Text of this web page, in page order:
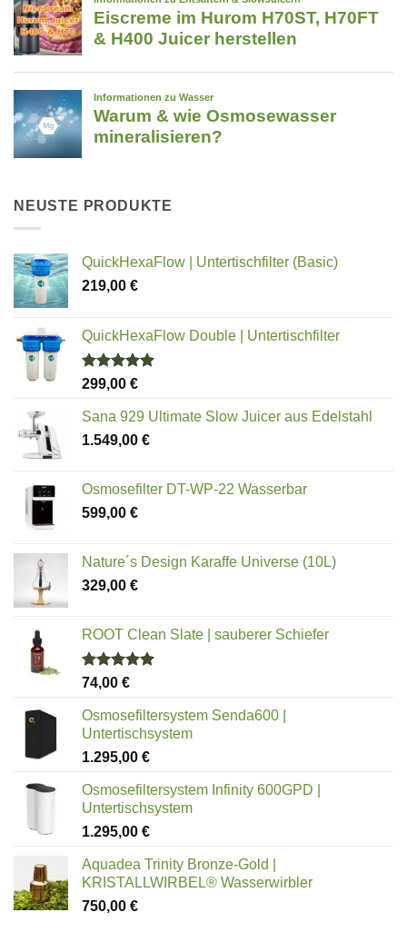
NEUSTE PRODUKTE
QuickHexaFlow | Untertischfilter (Basic)
219,00 €
QuickHexaFlow Double | Untertischfilter
Bewertet
von 5
299,00 €
Sana 929 Ultimate Slow Juicer aus Edelstahl
1.549,00 €
Osmosefilter DT-WP-22 Wasserbar
599,00 €
Nature´s Design Karaffe Universe (10L)
329,00 €
ROOT Clean Slate | sauberer Schiefer
Bewertet
von 5
74,00 €
Osmosefiltersystem Senda600 |
Untertischsystem
1.295,00 €
Osmosefiltersystem Infinity 600GPD |
Untertischsystem
1.295,00 €
Aquadea Trinity Bronze-Gold |
KRISTALLWIRBEL® Wasserwirbler
750,00 €